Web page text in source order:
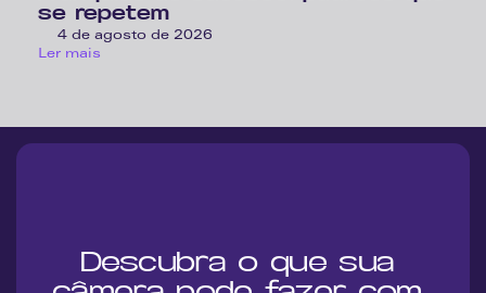
se repetem
4 de agosto de 2026
Ler mais
Descubra o que sua